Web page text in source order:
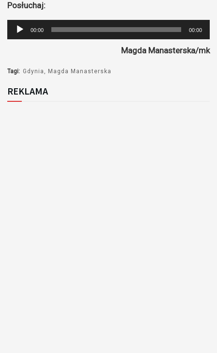
Posłuchaj:
Odtwarzacz
plików
00:00 00:00
Magda Manasterska/mk
Tagi: Gdynia Magda Manasterska
REKLAMA